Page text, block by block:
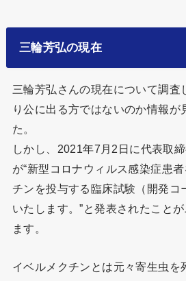
三輪芳弘の現在
三輪芳弘さんの現在について調査
り公に出る方ではないのか情報が
た。
しかし、2021年7月2日に代表取
が“新型コロナウィルス感染症患
チンを投与する臨床試験（開発コ
いたします。”と発表されたこと
ます。
イベルメクチンとは元々寄生虫を